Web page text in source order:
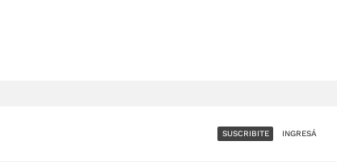
SUSCRIBITE INGRESÁ